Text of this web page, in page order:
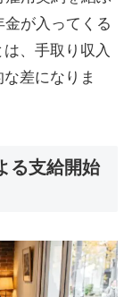
が入ってくる
、手取り収入
差になりま
る支給開始